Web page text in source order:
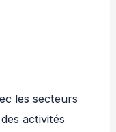
les secteurs
activités